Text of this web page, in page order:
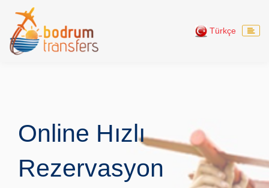
Türkçe
Online Hızlı
Rezervasyon